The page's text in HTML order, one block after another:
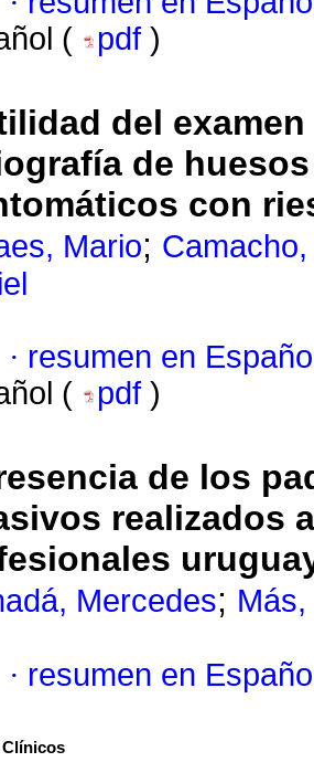
(
pdf )
del
de
con
Mario;
· resumen en
(
pdf )
de los
realizados
Mercedes;
· resumen en